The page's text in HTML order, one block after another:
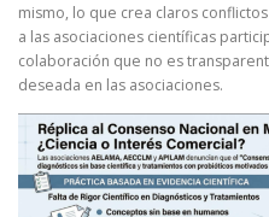
mismo, lo que crea claros
a las asociaciones científicas
colaboración que no es
deseada en las asociaciones.